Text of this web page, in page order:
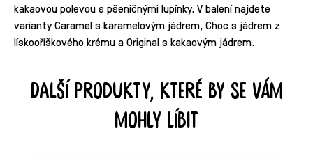
kakaovou polevou s pšeničnými lupínky. V balení najdete
varianty Caramel s karamelovým jádrem, Choc s jádrem z
lískooříškového krému a Original s kakaovým jádrem.
Další produkty, které by se vám
mohly líbit